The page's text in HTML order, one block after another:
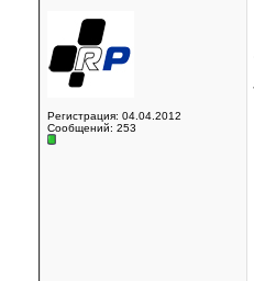
Регистрация: 04.04.2012
Сообщений: 253